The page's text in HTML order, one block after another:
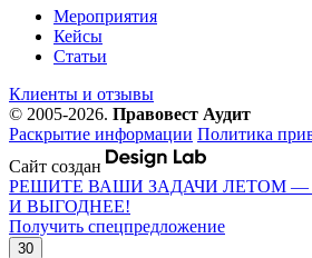
Мероприятия
Кейсы
Статьи
Клиенты и отзывы
© 2005-2026. Правовест Аудит
Раскрытие информации Политика
Сайт создан
РЕШИТЕ ВАШИ ЗАДАЧИ ЛЕТОМ —
И ВЫГОДНЕЕ!
Получить спецпредложение
30